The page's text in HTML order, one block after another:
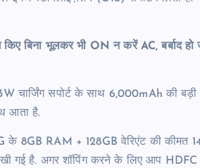
किए बिना भूलकर भी ON न करें AC, बर्बाद हो
चार्जिंग सपोर्ट के साथ 6,000mAh की
आता है.
के 8GB RAM + 128GB वेरिएंट की कीमत
गई है. अगर शॉपिंग करने के लिए आप